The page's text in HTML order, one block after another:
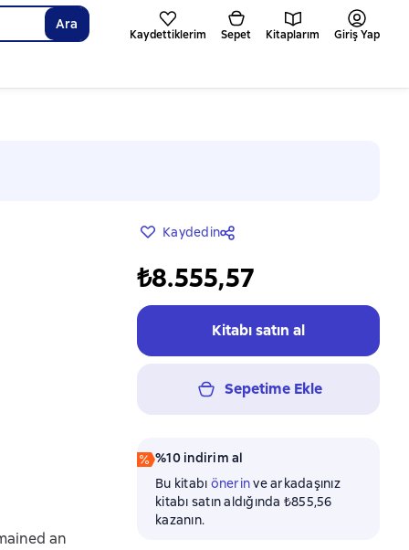
Ara
Kaydettiklerim Sepet Kitaplarım Giriş Yap
Kaydedin
₺8.555,57
Kitabı satın al
Sepetime Ekle
%10 indirim al
Bu kitabı önerinve arkadaşınız
kitabı satın aldığında ₺855,56
kazanın.
an